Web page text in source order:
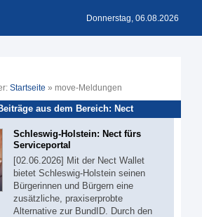
Donnerstag, 06.08.2026
Startseite » move-Meldungen
aus dem Bereich: Nect
Schleswig-Holstein: Nect fürs
Serviceportal
[02.06.2026] Mit der Nect Wallet
bietet Schleswig-Holstein seinen
Bürgerinnen und Bürgern eine
zusätzliche, praxiserprobte
Alternative zur BundID. Durch den